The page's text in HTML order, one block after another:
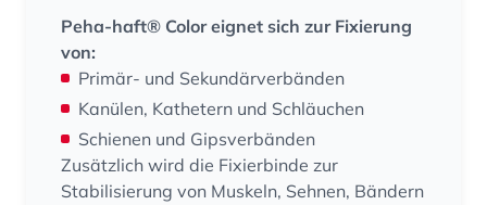
Peha-haft® Color eignet sich zur Fixierung
von:
Primär- und Sekundärverbänden
Kanülen, Kathetern und Schläuchen
Schienen und Gipsverbänden
Zusätzlich wird die Fixierbinde zur
Stabilisierung von Muskeln, Sehnen, Bändern